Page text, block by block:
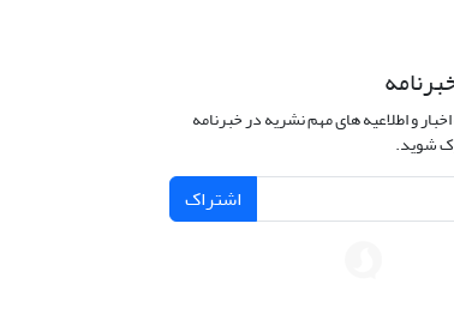
و اطلاعیه های مهم نشریه در خبرنامه
شوید.
اشتراک